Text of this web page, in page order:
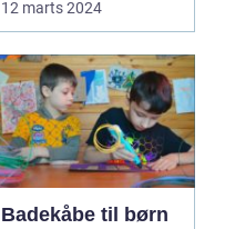
12 marts 2024
Badekåbe til børn